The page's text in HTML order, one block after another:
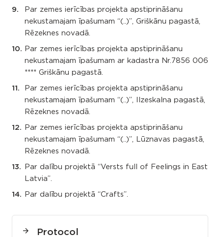
Par zemes ierīcības projekta apstiprināšanu
nekustamajam īpašumam “(..)”, Griškānu pagastā,
Rēzeknes novadā.
Par zemes ierīcības projekta apstiprināšanu
nekustamajam īpašumam ar kadastra Nr.7856 006
**** Griškānu pagastā.
Par zemes ierīcības projekta apstiprināšanu
nekustamajam īpašumam “(..)”, Ilzeskalna pagastā,
Rēzeknes novadā.
Par zemes ierīcības projekta apstiprināšanu
nekustamajam īpašumam “(..)”, Lūznavas pagastā,
Rēzeknes novadā.
Par dalību projektā “Versts full of Feelings in East
Latvia”.
Par dalību projektā “Crafts”.
Protocol